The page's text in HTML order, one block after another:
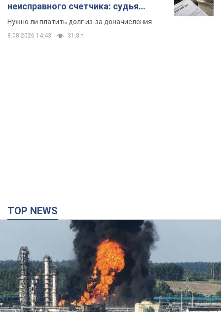
неисправного счетчика: судья
вынес неожиданное решение
Нужно ли платить долг из-за доначисления
8.08.2026 14:43 31,8 т.
TOP NEWS